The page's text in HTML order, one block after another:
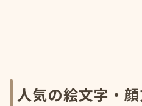
人気の絵文字・